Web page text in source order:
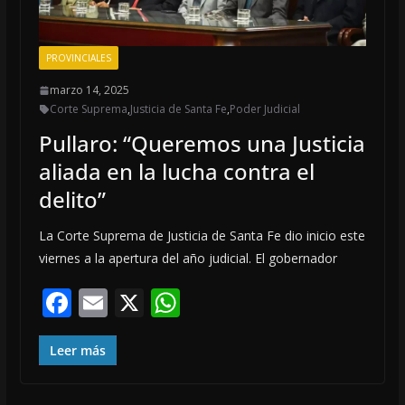
PROVINCIALES
marzo 14, 2025
Corte Suprema,Justicia de Santa Fe,Poder Judicial
Pullaro: “Queremos una Justicia
aliada en la lucha contra el
delito”
La Corte Suprema de Justicia de Santa Fe dio inicio este
viernes a la apertura del año judicial. El gobernador
F
ac
e
E
m
ai
X W
Leer más